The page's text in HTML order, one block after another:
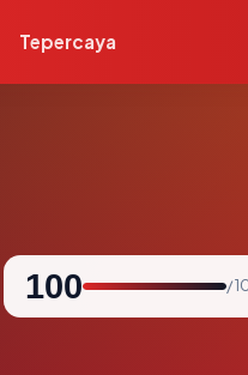
Tepercaya
100 /